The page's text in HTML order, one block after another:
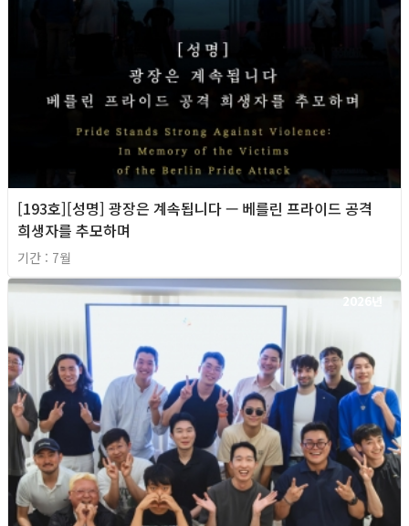
[193호][성명] 광장은 계속됩니다 — 베를린 프라이드 공격
희생자를 추모하며
기간 : 7월
2026년